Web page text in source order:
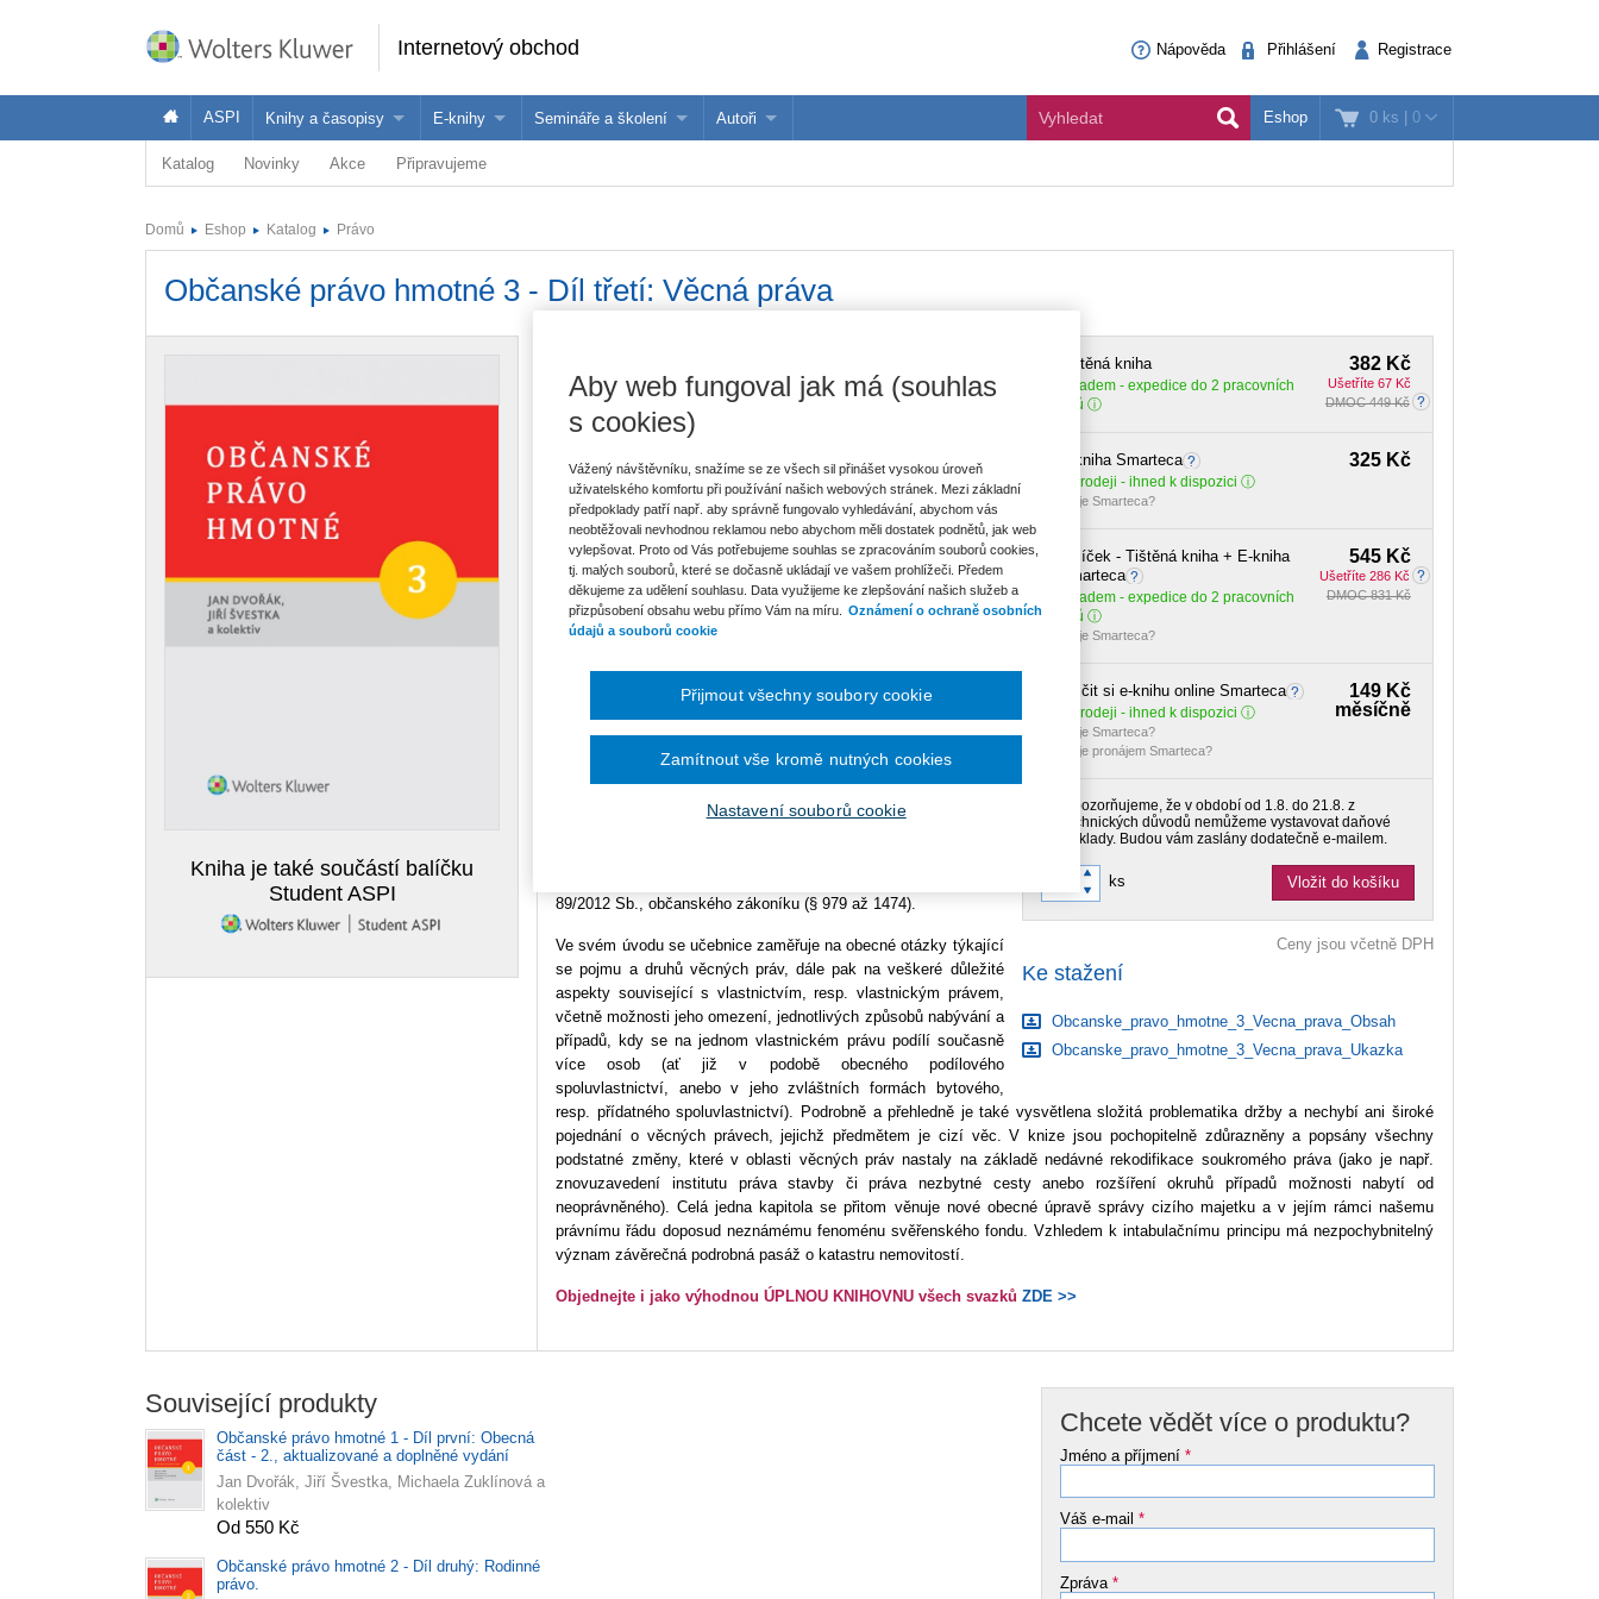
Internetový obchod Nápověda Přihlášení Registrace
0 ks | 0
ASPI Knihy a časopisy
Knihy
E-knihy
Jak na naše e-knihy?
Semináře a školení Autoři Eshop
Katalog Novinky Akce Připravujeme
Domů Eshop Katalog Právo
Občanské právo hmotné 3 - Díl třetí: Věcná práva
Kniha je také součástí balíčku
Student ASPI
382 Kč
Ušetříte 67 Kč
DMOC 449 Kč
Tištěná kniha
Skladem - expedice do 2 pracovních
dnů
325 Kč
E-kniha Smarteca
V prodeji - ihned k dispozici
Co je Smarteca?
545 Kč
Ušetříte 286 Kč
DMOC 831 Kč
Balíček - Tištěná kniha + E-kniha
Smarteca
Skladem - expedice do 2 pracovních
dnů
Co je Smarteca?
149 Kč
měsíčně
Půjčit si e-knihu online Smarteca
V prodeji - ihned k dispozici
Co je Smarteca?
Co je pronájem Smarteca?
Upozorňujeme, že v období od 1.8. do 21.8. z
technických důvodů nemůžeme vystavovat daňové
doklady. Budou vám zaslány dodatečně e-mailem.
ks Vložit do košíku
Ceny jsou včetně DPH
Ke stažení
Obcanske_pravo_hmotne_3_Vecna_prava_Obsah
Obcanske_pravo_hmotne_3_Vecna_prava_Ukazka
Autor Jan Dvořák ,Jiří Švestka a kolektiv
Datum vydání 10/2015
Vazba brožovaná
Počet stran 228
Typ produktu Tištěná kniha
Třetí svazek vysokoškolské učebnice navazuje na první díl
věnovaný obecné části nového českého občanského práva a
oceněný jednak jako nejlepší právnická publikace, jednak jako
nejlepší vysokoškolská učebnice roku 2013. Kniha je dílem
89/2012 Sb., občanského zákoníku (§ 979 až 1474).
Ve svém úvodu se učebnice zaměřuje na obecné otázky týkající
se pojmu a druhů věcných práv, dále pak na veškeré důležité
aspekty související s vlastnictvím, resp. vlastnickým právem,
včetně možnosti jeho omezení, jednotlivých způsobů nabývání a
případů, kdy se na jednom vlastnickém právu podílí současně
více osob (ať již v podobě obecného podílového
spoluvlastnictví, anebo v jeho zvláštních formách bytového,
resp. přídatného spoluvlastnictví). Podrobně a přehledně je také vysvětlena složitá problematika držby a nechybí ani široké
pojednání o věcných právech, jejichž předmětem je cizí věc. V knize jsou pochopitelně zdůrazněny a popsány všechny
podstatné změny, které v oblasti věcných práv nastaly na základě nedávné rekodifikace soukromého práva (jako je např.
znovuzavedení institutu práva stavby či práva nezbytné cesty anebo rozšíření okruhů případů možnosti nabytí od
neoprávněného). Celá jedna kapitola se přitom věnuje nové obecné úpravě správy cizího majetku a v jejím rámci našemu
právnímu řádu doposud neznámému fenoménu svěřenského fondu. Vzhledem k intabulačnímu principu má nezpochybnitelný
význam závěrečná podrobná pasáž o katastru nemovitostí.
Objednejte i jako výhodnou ÚPLNOU KNIHOVNU všech svazkůZDE >>
Související produkty
Občanské právo hmotné 1 - Díl první: Obecná
část - 2., aktualizované a doplněné vydání
Jan Dvořák, Jiří Švestka, Michaela Zuklínová a
kolektiv
Od 550 Kč
Občanské právo hmotné 2 - Díl druhý: Rodinné
právo.
Chcete vědět více o produktu?
Jméno a příjmení*
Váš e-mail*
Zpráva*
Aby web fungoval jak má (souhlas
s cookies)
Vážený návštěvníku, snažíme se ze všech sil přinášet vysokou úroveň
uživatelského komfortu při používání našich webových stránek. Mezi základní
předpoklady patří např. aby správně fungovalo vyhledávání, abychom vás
neobtěžovali nevhodnou reklamou nebo abychom měli dostatek podnětů, jak web
vylepšovat. Proto od Vás potřebujeme souhlas se zpracováním souborů cookies,
tj. malých souborů, které se dočasně ukládají ve vašem prohlížeči. Předem
děkujeme za udělení souhlasu. Data využijeme ke zlepšování našich služeb a
přizpůsobení obsahu webu přímo Vám na míru.
Oznámení o ochraně osobních
údajů a souborů cookie
Nastavení souborů cookie
Zamítnout vše kromě nutných cookies
Přijmout všechny soubory cookie